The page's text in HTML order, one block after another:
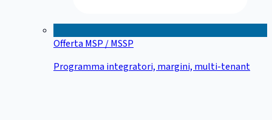
Offerta MSP / MSSP
Programma integratori, margini, multi-tenant